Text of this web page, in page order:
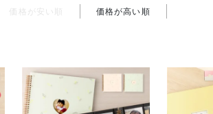
価格が安い順 価格が高い順